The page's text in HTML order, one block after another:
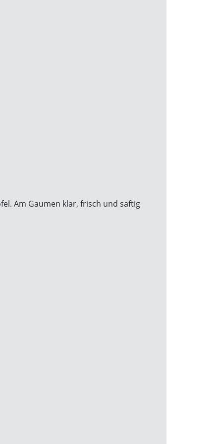
Am Gaumen klar, frisch und saftig